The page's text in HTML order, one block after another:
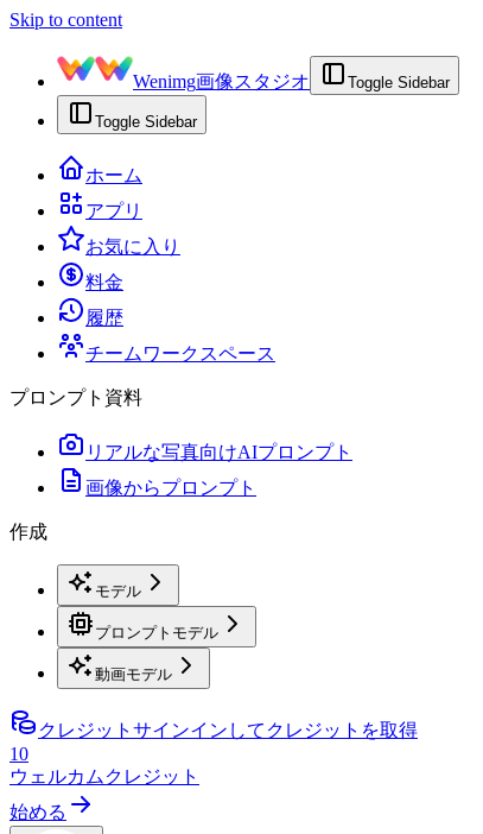
Skip to content
Wenimg画像スタジオ Toggle Sidebar
Toggle Sidebar
ホーム
アプリ
お気に入り
料金
履歴
チームワークスペース
プロンプト資料
リアルな写真向けAIプロンプト
画像からプロンプト
作成
モデル
プロンプトモデル
動画モデル
クレジット サインインしてクレジットを取得
10
ウェルカムクレジット
始める